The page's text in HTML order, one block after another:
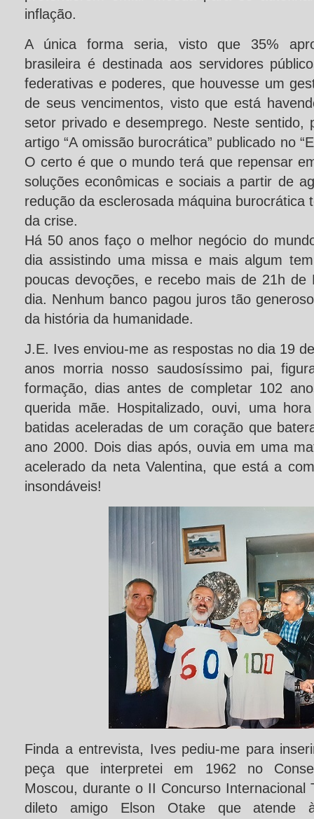
inflação.
A única forma seria, visto que 35%
brasileira é destinada aos servidores
federativas e poderes, que houvesse um
de seus vencimentos, visto que está
setor privado e desemprego. Neste sentido,
artigo “A omissão burocrática” publicado no
O certo é que o mundo terá que repensar
soluções econômicas e sociais a partir de
redução da esclerosada máquina burocrática
da crise.
Há 50 anos faço o melhor negócio do
dia assistindo uma missa e mais algum
poucas devoções, e recebo mais de 21h de
dia. Nenhum banco pagou juros tão
da história da humanidade.
J.E. Ives enviou-me as respostas no dia 19
anos morria nosso saudosíssimo pai,
formação, dias antes de completar 102
querida mãe. Hospitalizado, ouvi, uma
batidas aceleradas de um coração que
ano 2000. Dois dias após, ouvia em uma
acelerado da neta Valentina, que está a
insondáveis!
Finda a entrevista, Ives pediu-me para
peça que interpretei em 1962 no
Moscou, durante o II Concurso Internacional
dileto amigo Elson Otake que atende